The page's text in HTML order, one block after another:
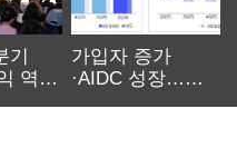
기
역대
가입자 증가
·AIDC 성장…